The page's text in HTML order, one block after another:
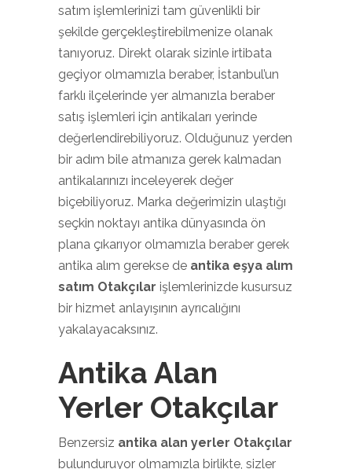
satım işlemlerinizi tam güvenlikli bir
şekilde gerçekleştirebilmenize olanak
tanıyoruz. Direkt olarak sizinle irtibata
geçiyor olmamızla beraber, İstanbul’un
farklı ilçelerinde yer almanızla beraber
satış işlemleri için antikaları yerinde
değerlendirebiliyoruz. Olduğunuz yerden
bir adım bile atmanıza gerek kalmadan
antikalarınızı inceleyerek değer
biçebiliyoruz. Marka değerimizin ulaştığı
seçkin noktayı antika dünyasında ön
plana çıkarıyor olmamızla beraber gerek
antika alım gerekse de antika eşya alım
satım Otakçılar işlemlerinizde kusursuz
bir hizmet anlayışının ayrıcalığını
yakalayacaksınız.
Antika Alan
Yerler Otakçılar
Benzersiz antika alan yerler Otakçılar
bulunduruyor olmamızla birlikte, sizler